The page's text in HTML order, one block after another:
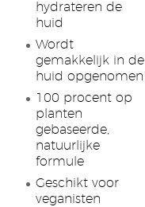
hydrateren de
huid
Wordt
gemakkelijk in de
huid opgenomen
100 procent op
planten
gebaseerde,
natuurlijke
formule
Geschikt voor
veganisten